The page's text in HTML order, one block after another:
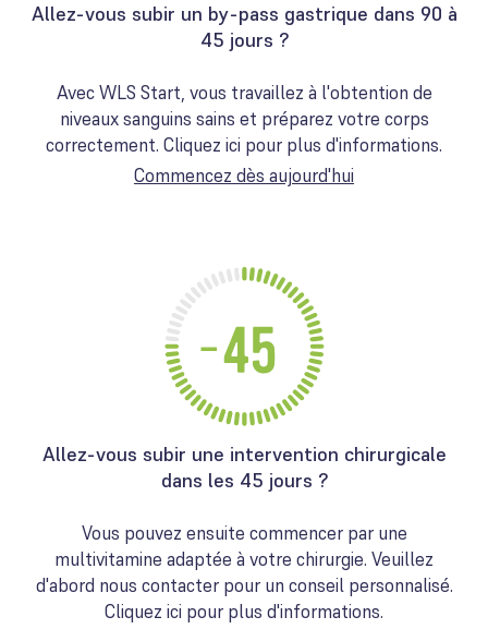
Allez-vous subir un by-pass gastrique dans 90 à
45 jours ?
Avec WLS Start, vous travaillez à l'obtention de
niveaux sanguins sains et préparez votre corps
correctement. Cliquez ici pour plus d'informations.
Commencez dès aujourd'hui
Allez-vous subir une intervention chirurgicale
dans les 45 jours ?
Vous pouvez ensuite commencer par une
multivitamine adaptée à votre chirurgie. Veuillez
d'abord nous contacter pour un conseil personnalisé.
Cliquez ici pour plus d'informations.